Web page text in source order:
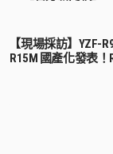
【現場採訪】YZF-
R15M 國產化發表